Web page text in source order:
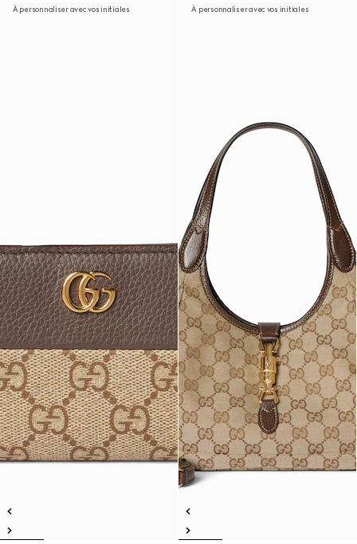
À personnaliser avec vos initiales À personnaliser avec vos initiales